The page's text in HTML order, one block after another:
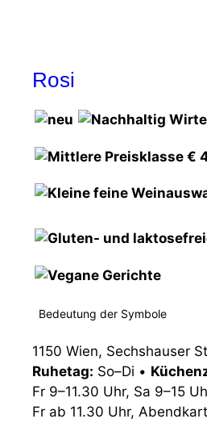
Rosi
Bedeutung der Symbole
1150 Wien, Sechshauser
Ruhetag: So–Di •
Fr 9–11.30 Uhr, Sa 9–15
Fr ab 11.30 Uhr,